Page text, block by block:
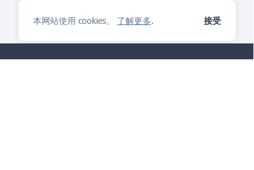
本网站使用 cookies。 了解更多. 接受